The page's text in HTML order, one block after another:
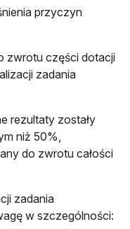
przyczyn
zwrotu części dotacji
zadania
rezultaty zostały
niż 50%,
do zwrotu całości
zadania
w szczególności: